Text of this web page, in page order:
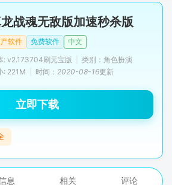
战魂无敌版加速秒杀版
软件 免费软件
中文
: v2.173704刷元宝版
类别：角色扮演
: 221M
时间： 2020-08-16更新
立即下载
息 相关 评论